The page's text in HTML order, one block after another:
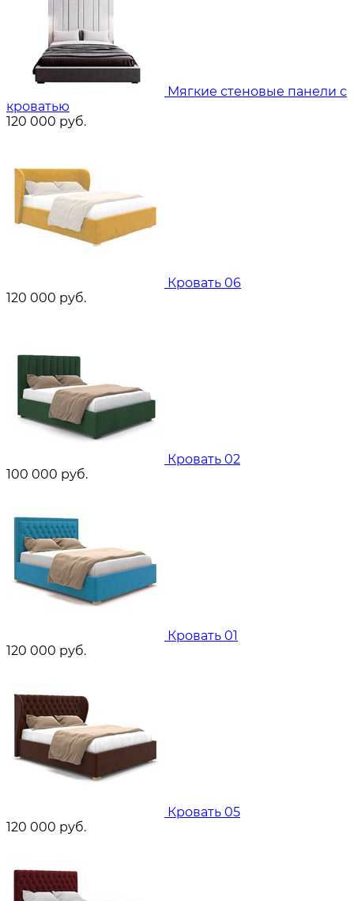
Мягкие стеновые панели с
кроватью
120 000 руб.
Кровать 06
120 000 руб.
Кровать 02
100 000 руб.
Кровать 01
120 000 руб.
Кровать 05
120 000 руб.